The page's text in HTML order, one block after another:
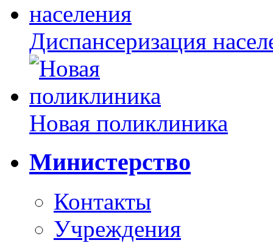
Диспансеризация
Новая поликлиника
Министерство
Контакты
Учреждения